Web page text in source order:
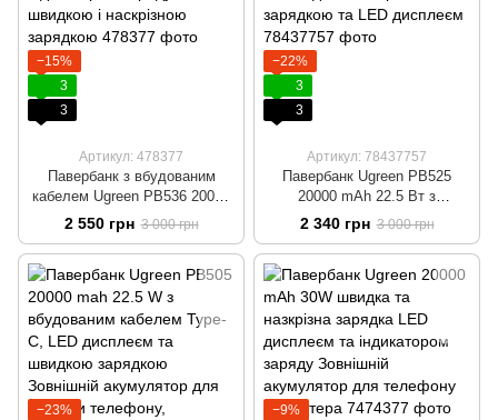
−15%
3
3
Артикул: 478377
Павербанк з вбудованим
кабелем Ugreen PB536 20000
mAh 45W з індикатором
заряду та швидкою і
наскрізною зарядкою
2 550 грн 3 000 грн
−22%
3
3
Артикул: 78437757
Павербанк Ugreen PB525
20000 mAh 22.5 Вт з
вбудованим кабелем Type-C,
швидкою наскрізною
зарядкою та LED дисплеєм
2 340 грн 3 000 грн
−23%
−9%